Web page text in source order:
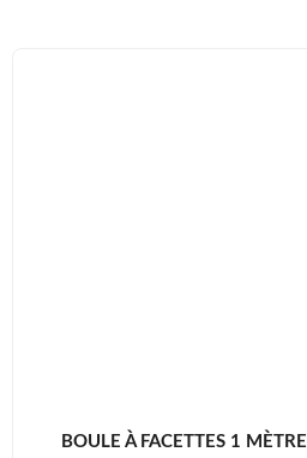
BOULE À FACETTES 1 MÈTRE